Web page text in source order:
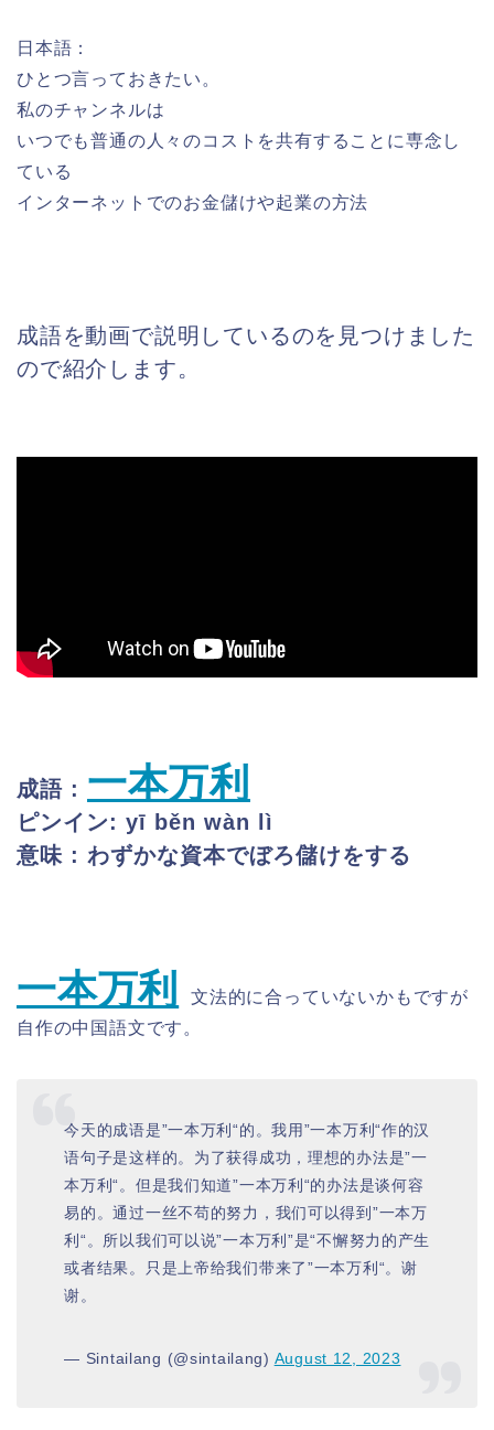
日本語：
ひとつ言っておきたい。
私のチャンネルは
いつでも普通の人々のコストを共有することに専念し
ている
インターネットでのお金儲けや起業の方法
成語を動画で説明しているのを見つけました
ので紹介します。
成語 : 一本万利
ピンイン: yī běn wàn lì
意味 : わずかな資本でぼろ儲けをする
一本万利
文法的に合っていないかもですが
自作の中国語文です。
今天的成语是”一本万利“的。我用”一本万利“作的汉
语句子是这样的。为了获得成功，理想的办法是”一
本万利“。但是我们知道”一本万利“的办法是谈何容
易的。通过一丝不苟的努力，我们可以得到”一本万
利“。所以我们可以说”一本万利”是“不懈努力的产生
或者结果。只是上帝给我们带来了”一本万利“。谢
谢。
— Sintailang (@sintailang) August 12, 2023